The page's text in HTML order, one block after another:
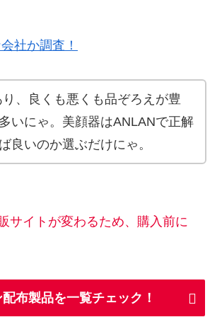
社か調査！
、良くも悪くも品ぞろえが豊
いにゃ。美顔器はANLANで正解
良いのか選ぶだけにゃ。
サイトが変わるため、購入前に
布製品を一覧チェック！